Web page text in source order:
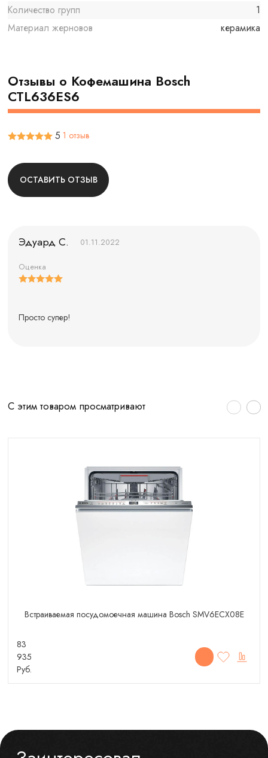
Количество групп
1
Материал жерновов
керамика
Отзывы о Кофемашина Bosch
CTL636ES6
5 1 отзыв
ОСТАВИТЬ ОТЗЫВ
Эдуард С. 01.11.2022
Оценка
Просто супер!
С этим товаром просматривают
Встраиваемая посудомоечная машина Bosch SMV6ECX08E
83
935
Руб.